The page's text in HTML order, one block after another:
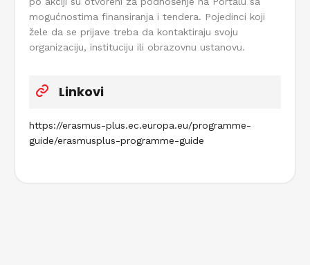
mogućnostima finansiranja i tendera. Pojedinci koji
žele da se prijave treba da kontaktiraju svoju
organizaciju, instituciju ili obrazovnu ustanovu.
Linkovi
https://erasmus-plus.ec.europa.eu/programme-
guide/erasmusplus-programme-guide